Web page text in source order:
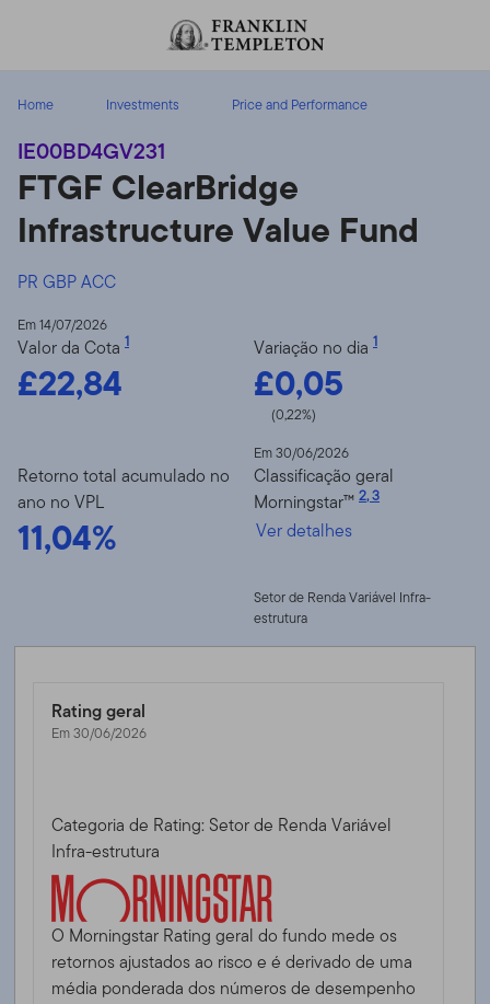
Home Investments Price and Performance
IE00BD4GV231
FTGF ClearBridge
Infrastructure Value Fund
PR GBP ACC
Em 14/07/2026
Valor da Cota 1
£22,84
Variação no dia 1
£0,05
(0,22%)
Retorno total acumulado no
ano no VPL
11,04%
Em 30/06/2026
Classificação geral
Morningstar™ 2,3
Ver detalhes
Setor de Renda Variável Infra-
estrutura
Rating geral
Em 30/06/2026
Categoria de Rating: Setor de Renda Variável
Infra-estrutura
O Morningstar Rating geral do fundo mede os
retornos ajustados ao risco e é derivado de uma
média ponderada dos números de desempenho